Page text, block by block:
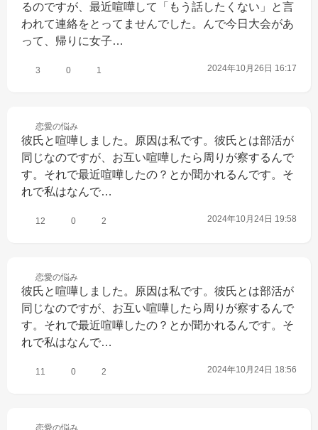
るのですが、最近喧嘩して「もう話したくない」と言
われて連絡をとってませんでした。んで今日大会があ
って、帰りに女子…
3 0 1 2024年10月26日 16:17
恋愛の悩み
彼氏と喧嘩しました。原因は私です。彼氏とは部活が
同じなのですが、お互い喧嘩したら周りが察するんで
す。それで最近喧嘩したの？とか聞かれるんです。そ
れで私はなんで…
12 0 2 2024年10月24日 19:58
恋愛の悩み
彼氏と喧嘩しました。原因は私です。彼氏とは部活が
同じなのですが、お互い喧嘩したら周りが察するんで
す。それで最近喧嘩したの？とか聞かれるんです。そ
れで私はなんで…
11 0 2 2024年10月24日 18:56
恋愛の悩み